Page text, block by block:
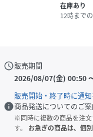
在庫あり
12時まで
schedule販売期間
2026/08/07(金) 00:50
販売開始・終了時に通
info商品発送についてのご案
※同時に複数の商品を注
す。
お急ぎの商品は、個